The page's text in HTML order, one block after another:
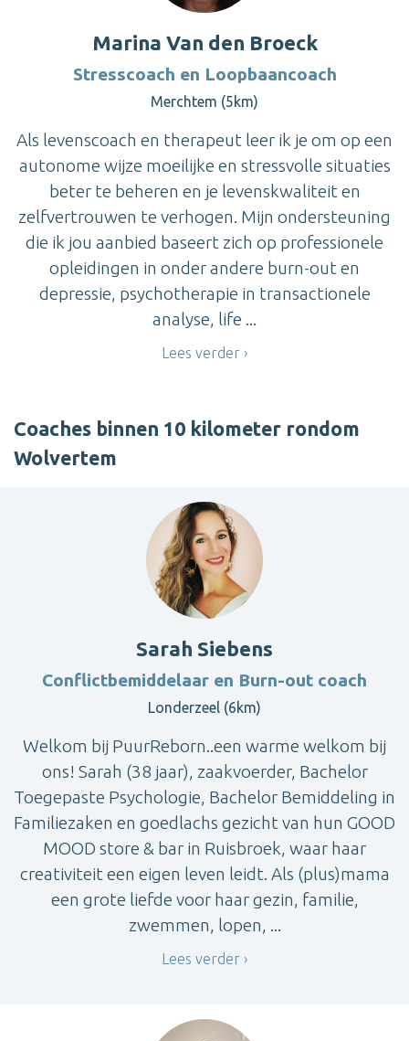
Marina Van den Broeck
Stresscoach en Loopbaancoach
Merchtem (5km)
Als levenscoach en therapeut leer ik je om op een
autonome wijze moeilijke en stressvolle situaties
beter te beheren en je levenskwaliteit en
zelfvertrouwen te verhogen. Mijn ondersteuning
die ik jou aanbied baseert zich op professionele
opleidingen in onder andere burn-out en
depressie, psychotherapie in transactionele
analyse, life ...
Lees verder
Coaches binnen 10 kilometer rondom
Wolvertem
Sarah Siebens
Conflictbemiddelaar en Burn-out coach
Londerzeel (6km)
Welkom bij PuurReborn..een warme welkom bij
ons! Sarah (38 jaar), zaakvoerder, Bachelor
Toegepaste Psychologie, Bachelor Bemiddeling in
Familiezaken en goedlachs gezicht van hun GOOD
MOOD store & bar in Ruisbroek, waar haar
creativiteit een eigen leven leidt. Als (plus)mama
een grote liefde voor haar gezin, familie,
zwemmen, lopen, ...
Lees verder